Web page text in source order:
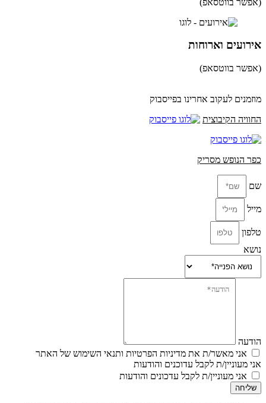
אירועים וארוחות
(אפשר בווטסאפ)
מוזמנים לעקוב אחרינו בפייסבוק
החוויה הקיבוצית
כפר הנופש מסריק
שם
מייל
טלפון
נושא
הודעה
אני מאשר/ת את מדיניות הפרטיות ותנאי השימוש של האתר
אני מעוניין/ת לקבל עדוכנים והודעות
אני מעוניין/ת לקבל עדכונים והודעות
שליחה